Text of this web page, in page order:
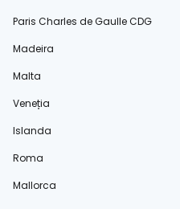
Paris Charles de Gaulle CDG
Madeira
Malta
Veneția
Islanda
Roma
Mallorca